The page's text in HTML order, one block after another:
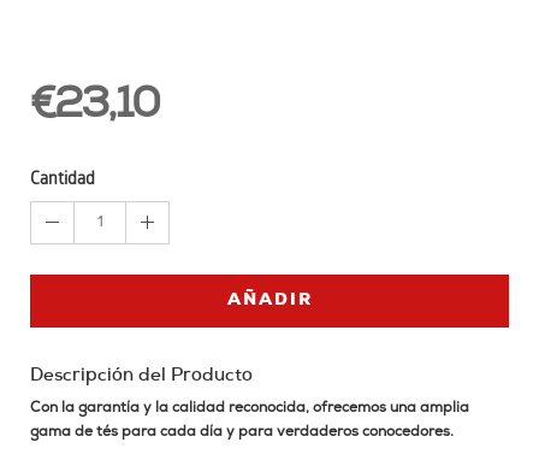
€23,10
Cantidad
1
AÑADIR
Descripción del Producto
Con la garantía y la calidad reconocida, ofrecemos una amplia
gama de tés para cada día y para verdaderos conocedores.